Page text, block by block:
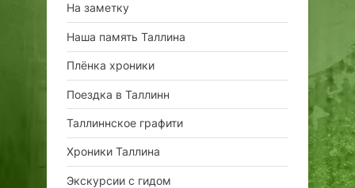
На заметку
Наша память Таллина
Плёнка хроники
Поездка в Таллинн
Таллиннское графити
Хроники Таллина
Экскурсии с гидом